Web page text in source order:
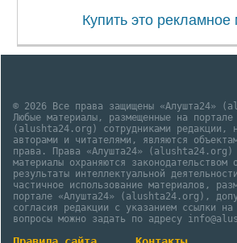
Купить это рекламное
© 2026 Все права защищены «Алушта24»
Любые материалы, размещенные на портале
(alushta24.org) сотрудниками редакции,
авторами и читателями, являются
права. Права «Алушта24» (alushta24.org)
материалы охраняются законодательством
результаты интеллектуальной
частичное использование материалов,
портале «Алушта24» (alushta24.org),
согласия редакции с указанием ссылки
вопросы можно задать по адресу